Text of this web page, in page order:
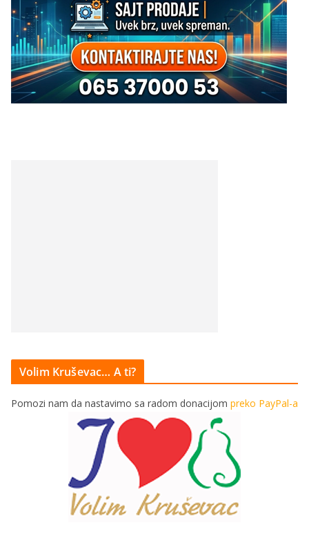
Volim Kruševac… A ti?
Pomozi nam da nastavimo sa radom donacijom preko PayPal-a